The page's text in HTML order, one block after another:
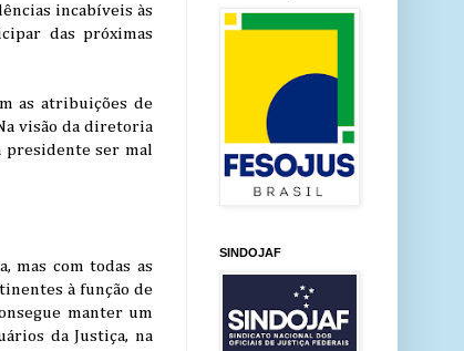
incabíveis às
das próximas
as atribuições de
visão da diretoria
presidente ser mal
mas com todas as
à função de
manter um
da Justiça, na
SINDOJAF